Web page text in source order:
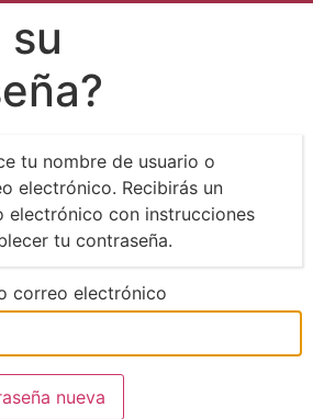
su
tu nombre de usuario o
electrónico. Recibirás un
electrónico con instrucciones
tu contraseña.
correo electrónico
nueva